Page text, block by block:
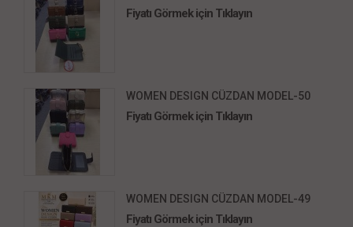
Fiyatı Görmek için Tıklayın
WOMEN DESIGN CÜZDAN MODEL-50
Fiyatı Görmek için Tıklayın
WOMEN DESIGN CÜZDAN MODEL-49
Fiyatı Görmek için Tıklayın